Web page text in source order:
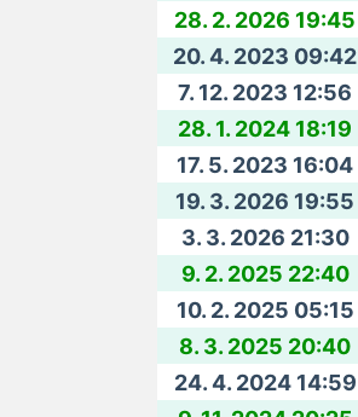
28. 2. 2026 19:45
20. 4. 2023 09:42
7. 12. 2023 12:56
28. 1. 2024 18:19
17. 5. 2023 16:04
19. 3. 2026 19:55
3. 3. 2026 21:30
9. 2. 2025 22:40
10. 2. 2025 05:15
8. 3. 2025 20:40
24. 4. 2024 14:59